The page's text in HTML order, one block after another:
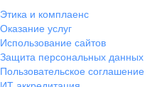
Этика и комплаенс
Оказание услуг
Использование сайтов
Защита персональных данных
Пользовательское соглашение